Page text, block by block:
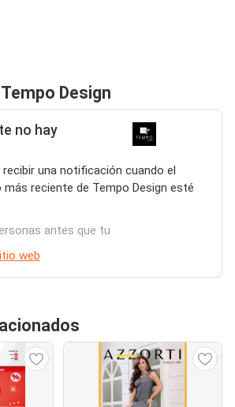
Design
no hay
recibir una notificación cuando el
reciente de Tempo Design esté
antes que tu
web